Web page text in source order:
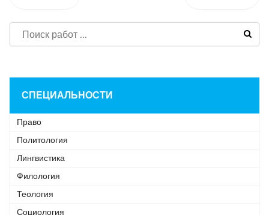
СПЕЦИАЛЬНОСТИ
Право
Политология
Лингвистика
Филология
Теология
Социология